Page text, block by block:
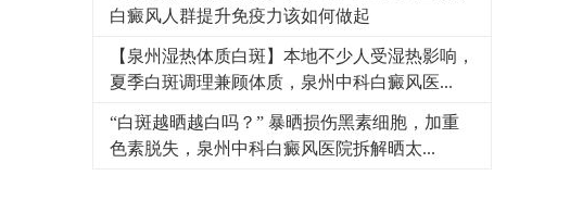
白癜风人群提升免疫力该如何做起
【泉州湿热体质白斑】本地不少人受湿热影响，
夏季白斑调理兼顾体质，泉州中科白癜风医...
“白斑越晒越白吗？” 暴晒损伤黑素细胞，加重
色素脱失，泉州中科白癜风医院拆解晒太...